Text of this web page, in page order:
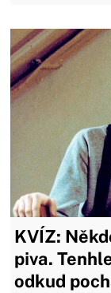
KVÍZ:
piva.
odkud